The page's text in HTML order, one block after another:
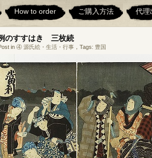
How to order ご購入方法 代理
のすすはき 三枚続
in ④ 源氏絵・生活・行事 ，Tags: 豊国